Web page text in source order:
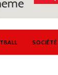
SOCIÉTÉ